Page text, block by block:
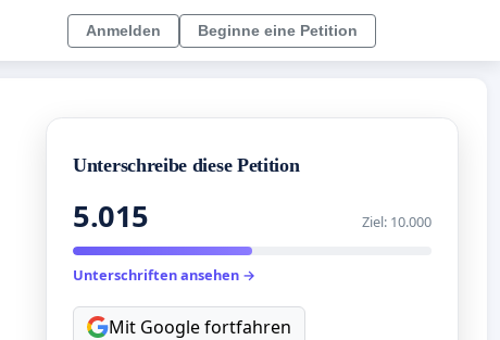
Anmelden Beginne eine Petition
Unterschreibe diese Petition
5.015 Ziel: 10.000
Unterschriften ansehen →
Mit Google fortfahren